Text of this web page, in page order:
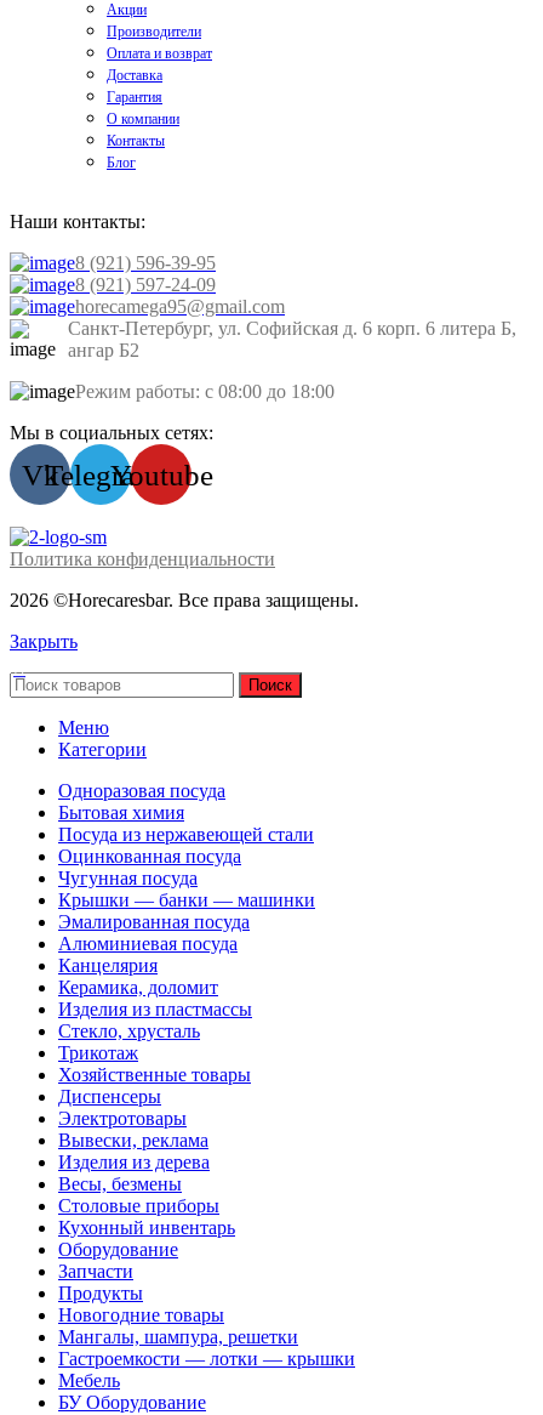
Акции
Производители
Оплата и возврат
Доставка
Гарантия
О компании
Контакты
Блог
Наши контакты:
8 (921) 596-39-95
8 (921) 597-24-09
horecamega95@gmail.com
Санкт-Петербург, ул. Софийская д. 6 корп. 6 литера Б,
ангар Б2
Режим работы: с 08:00 до 18:00
Мы в социальных сетях:
VkTelegramYoutube
2026 ©Horecaresbar. Все права защищены.
Политика конфиденциальности
Закрыть
Поиск
Меню
Категории
Одноразовая посуда
Бытовая химия
Посуда из нержавеющей стали
Оцинкованная посуда
Чугунная посуда
Крышки — банки — машинки
Эмалированная посуда
Алюминиевая посуда
Канцелярия
Керамика, доломит
Изделия из пластмассы
Стекло, хрусталь
Трикотаж
Хозяйственные товары
Диспенсеры
Электротовары
Вывески, реклама
Изделия из дерева
Весы, безмены
Столовые приборы
Кухонный инвентарь
Оборудование
Запчасти
Продукты
Новогодние товары
Мангалы, шампура, решетки
Гастроемкости — лотки — крышки
Мебель
БУ Оборудование